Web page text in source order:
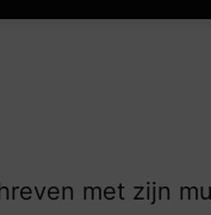
met zijn